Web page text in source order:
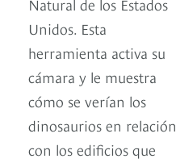
Unidos. Esta
herramienta activa su
cámara y le muestra
cómo se verían los
dinosaurios en relación
con los edificios que